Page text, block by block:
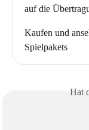
auf die
Kaufen und
Spielpakets
Hat